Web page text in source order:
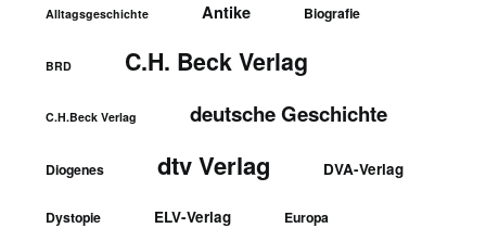
Alltagsgeschichte Antike Biografie
BRD C.H. Beck Verlag
C.H.Beck Verlag deutsche Geschichte
Diogenes dtv Verlag DVA-Verlag
Dystopie ELV-Verlag Europa